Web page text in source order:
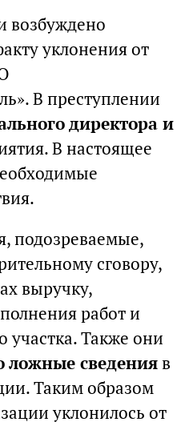
возбуждено
уклонения от
В преступлении
директора и
В настоящее
подозреваемые,
сговору,
выручку,
работ и
участка. Также они
ложные сведенияв
Таким образом
уклонилось от